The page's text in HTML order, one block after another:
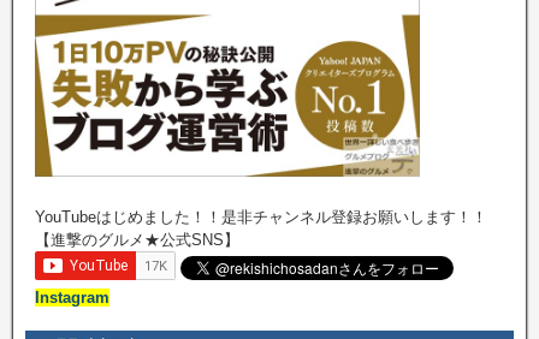
YouTubeはじめました！！是非チャンネル登録お願いします！！
【進撃のグルメ★公式SNS】
Instagram